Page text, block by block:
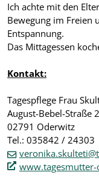
Ich achte mit den
Bewegung im Freien
Entspannung.
Das Mittagessen
Kontakt:
Tagespflege Frau
August-Bebel-Straße
02791 Oderwitz
Tel.: 035842 / 24303